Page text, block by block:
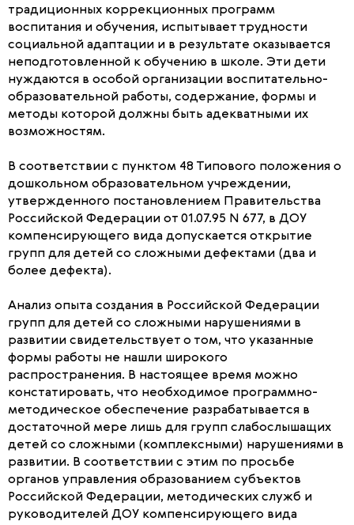
традиционных коррекционных программ
воспитания и обучения, испытывает трудности
социальной адаптации и в результате оказывается
неподготовленной к обучению в школе. Эти дети
нуждаются в особой организации воспитательно-
образовательной работы, содержание, формы и
методы которой должны быть адекватными их
возможностям.
В соответствии с пунктом 48 Типового положения о
дошкольном образовательном учреждении,
утвержденного постановлением Правительства
Российской Федерации от 01.07.95 N 677, в ДОУ
компенсирующего вида допускается открытие
групп для детей со сложными дефектами (два и
более дефекта).
Анализ опыта создания в Российской Федерации
групп для детей со сложными нарушениями в
развитии свидетельствует о том, что указанные
формы работы не нашли широкого
распространения. В настоящее время можно
констатировать, что необходимое программно-
методическое обеспечение разрабатывается в
достаточной мере лишь для групп слабослышащих
детей со сложными (комплексными) нарушениями в
развитии. В соответствии с этим по просьбе
органов управления образованием субъектов
Российской Федерации, методических служб и
руководителей ДОУ компенсирующего вида